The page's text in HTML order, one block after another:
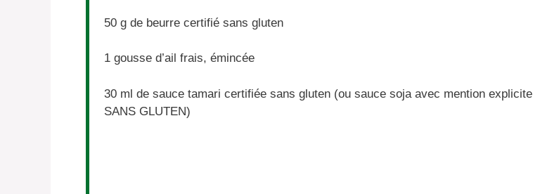
50 g de beurre certifié sans gluten
1 gousse d’ail frais, émincée
30 ml de sauce tamari certifiée sans gluten (ou sauce soja avec mention explicite
SANS GLUTEN)